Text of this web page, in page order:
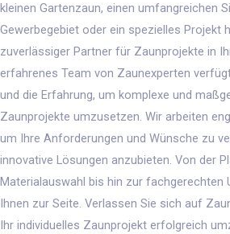
kleinen Gartenzaun, einen umfangreichen
Gewerbegebiet oder ein spezielles Projekt
zuverlässiger Partner für Zaunprojekte in
erfahrenes Team von Zaunexperten
und die Erfahrung, um komplexe und
Zaunprojekte umzusetzen. Wir arbeiten
um Ihre Anforderungen und Wünsche zu
innovative Lösungen anzubieten. Von der
Materialauswahl bis hin zur fachgerechten
Ihnen zur Seite. Verlassen Sie sich auf
Ihr individuelles Zaunprojekt erfolgreich